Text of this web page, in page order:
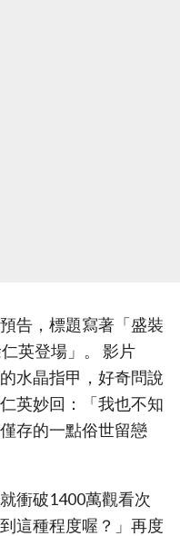
告，標題寫著「盛裝
英登場」。 影片
水晶指甲，好奇問說
英妙回：「我也不知
存的一點俗世留戀
衝破1400萬觀看次
這種程度喔？」再度